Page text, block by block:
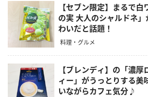
【セブン限定】まるで
の実 大人のシャルドネ
わいだと話題！
料理・グルメ
【ブレンディ】の「濃
ィー」がうっとりする
いながらカフェ気分♪